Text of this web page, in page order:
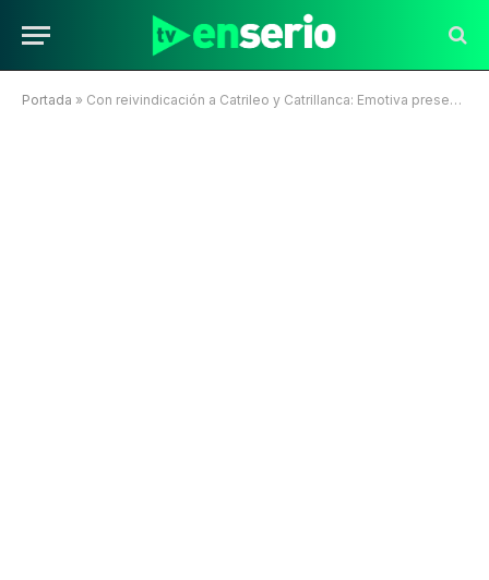
Portada » Con reivindicación a Catrileo y Catrillanca: Emotiva presentación de Illapu en Olmué 2019